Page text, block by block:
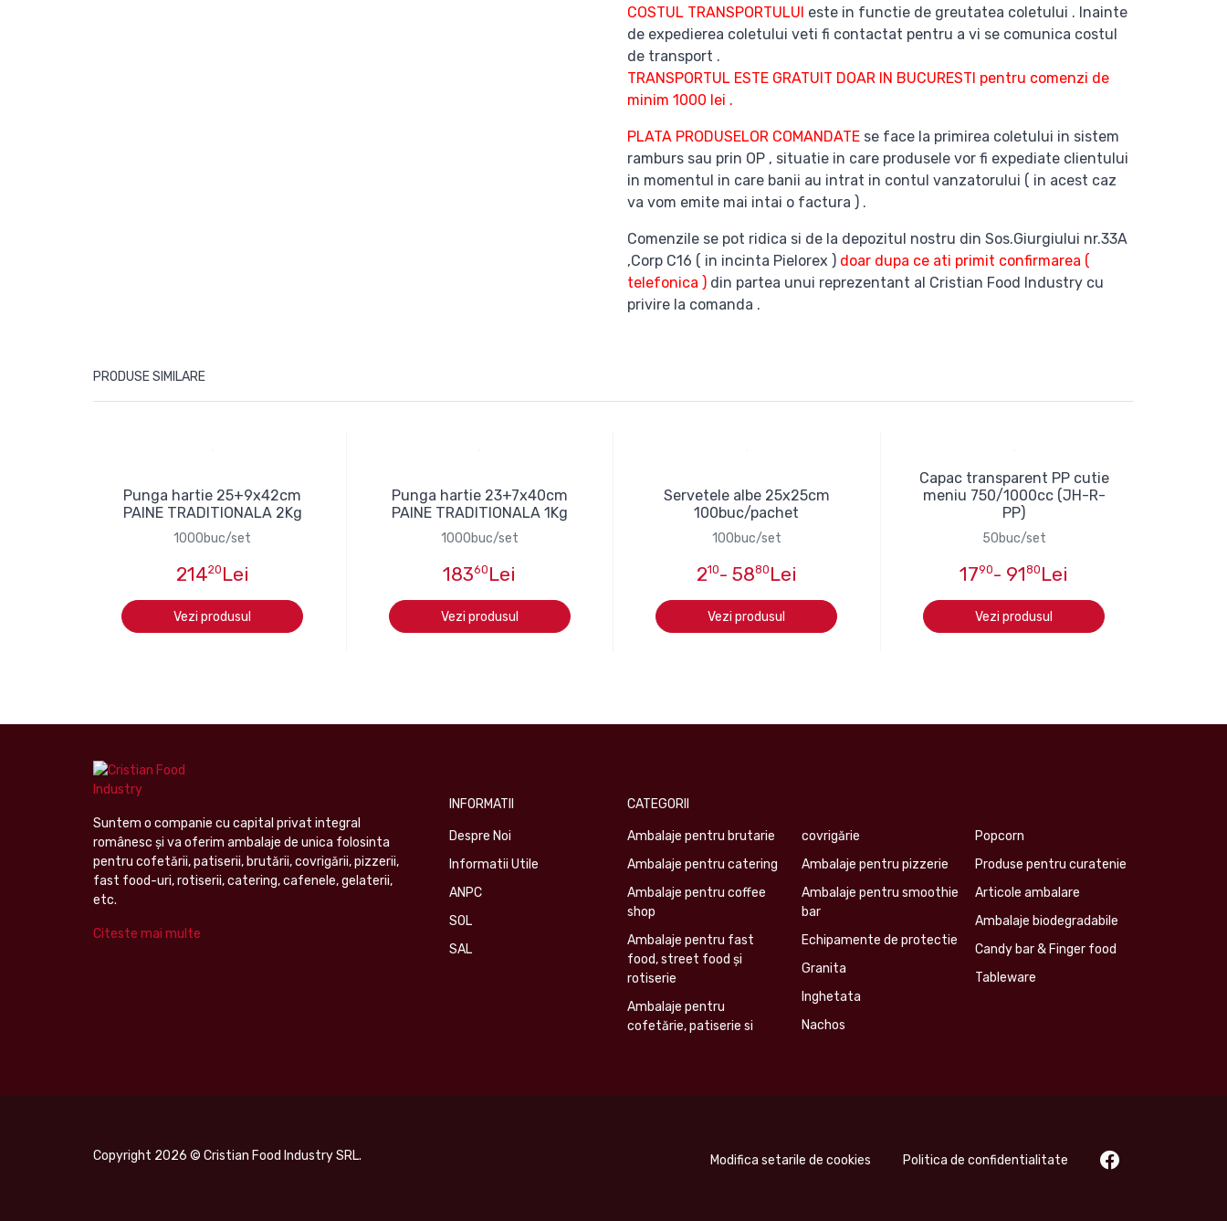
COSTUL TRANSPORTULUI este in functie de greutatea coletului . Inainte
de expedierea coletului veti fi contactat pentru a vi se comunica costul
de transport .
TRANSPORTUL ESTE GRATUIT DOAR IN BUCURESTI pentru comenzi de
minim 1000 lei .
PLATA PRODUSELOR COMANDATE se face la primirea coletului in sistem
ramburs sau prin OP , situatie in care produsele vor fi expediate clientului
in momentul in care banii au intrat in contul vanzatorului ( in acest caz
va vom emite mai intai o factura ) .
Comenzile se pot ridica si de la depozitul nostru din Sos.Giurgiului nr.33A
,Corp C16 ( in incinta Pielorex ) doar dupa ce ati primit confirmarea (
telefonica ) din partea unui reprezentant al Cristian Food Industry cu
privire la comanda .
PRODUSE SIMILARE
Punga hartie 25+9x42cm
PAINE TRADITIONALA 2Kg
1000buc/set
21420 Lei
Vezi produsul
Punga hartie 23+7x40cm
PAINE TRADITIONALA 1Kg
1000buc/set
18360 Lei
Vezi produsul
Servetele albe 25x25cm
100buc/pachet
100buc/set
210- 5880 Lei
Vezi produsul
Capac transparent PP cutie
meniu 750/1000cc (JH-R-
PP)
50buc/set
1790- 9180 Lei
Vezi produsul
Suntem o companie cu capital privat integral
românesc şi va oferim ambalaje de unica folosinta
pentru cofetării, patiserii, brutării, covrigării, pizzerii,
fast food-uri, rotiserii, catering, cafenele, gelaterii,
etc.
Citeste mai multe
INFORMATII
Despre Noi
Informatii Utile
ANPC
SOL
SAL
CATEGORII
Ambalaje pentru brutarie
Ambalaje pentru catering
Ambalaje pentru coffee
shop
Ambalaje pentru fast
food, street food și
rotiserie
Ambalaje pentru
cofetărie, patiserie si
covrigărie
Ambalaje pentru pizzerie
Ambalaje pentru smoothie
bar
Echipamente de protectie
Granita
Inghetata
Nachos
Popcorn
Produse pentru curatenie
Articole ambalare
Ambalaje biodegradabile
Candy bar & Finger food
Tableware
Copyright 2026 © Cristian Food Industry SRL. Modifica setarile de cookies Politica de confidentialitate